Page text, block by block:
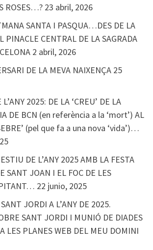
ROSES…? 23 abril, 2026
SANTA I PASQUA…DES DE LA
PINACLE CENTRAL DE LA SAGRADA
2 abril, 2026
DE LA MEVA NAIXENÇA 25
2025: DE LA ‘CREU’ DE LA
DE BCN (en referència a la ‘mort’) AL
(pel que fa a una nova ‘vida’)…
DE L’ANY 2025 AMB LA FESTA
SANT JOAN I EL FOC DE LES
22 junio, 2025
JORDI A L’ANY DE 2025.
SANT JORDI I MUNIÓ DE DIADES
LES PLANES WEB DEL MEU DOMINI